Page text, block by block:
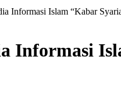
Informasi Islam “Kabar
Informasi